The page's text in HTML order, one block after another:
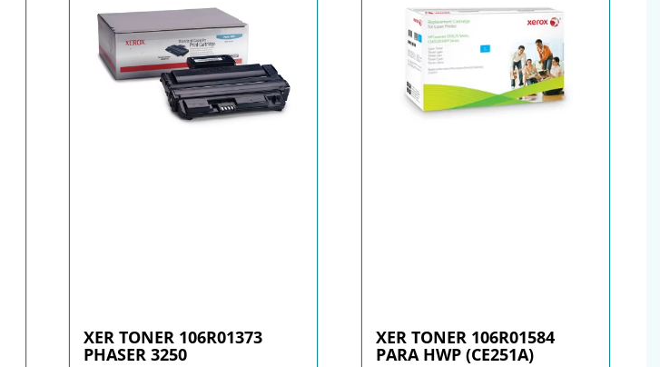
XER TONER 106R01373
PHASER 3250
XER TONER 106R01584
PARA HWP (CE251A)